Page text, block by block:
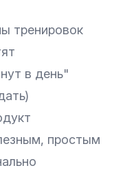
тренировок
в день"
простым